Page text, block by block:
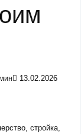
13.02.2026
стройка,